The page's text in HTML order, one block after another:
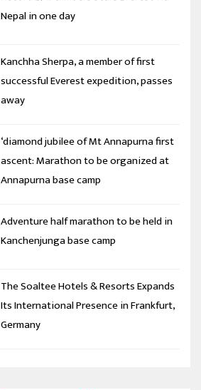
Nepal in one day
Kanchha Sherpa, a member of first
successful Everest expedition, passes
away
‘diamond jubilee of Mt Annapurna first
ascent: Marathon to be organized at
Annapurna base camp
Adventure half marathon to be held in
Kanchenjunga base camp
The Soaltee Hotels & Resorts Expands
Its International Presence in Frankfurt,
Germany